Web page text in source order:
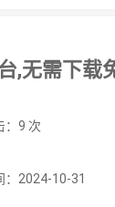
,无需下载
：9 次
：2024-10-31